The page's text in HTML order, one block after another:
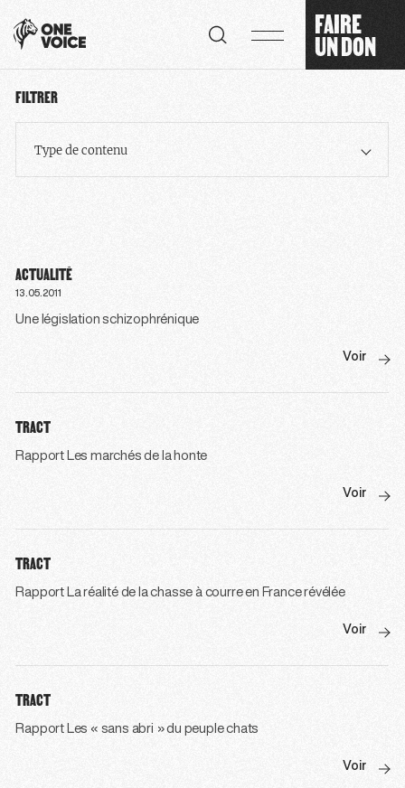
FAIRE
UN DON
FILTRER
Type de contenu
ACTUALITÉ
13.05.2011
Une législation schizophrénique
Voir
TRACT
Rapport Les marchés de la honte
Voir
TRACT
Rapport La réalité de la chasse à courre en France révélée
Voir
TRACT
Rapport Les « sans abri » du peuple chats
Voir